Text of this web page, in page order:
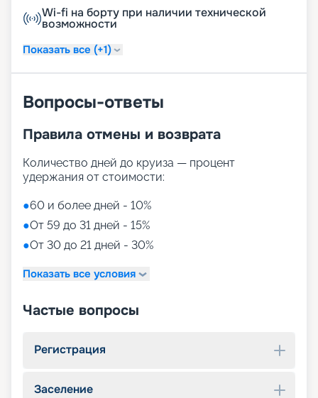
Wi-fi на борту при наличии технической
возможности
Показать все (+1)
Вопросы-ответы
Правила отмены и возврата
Количество дней до круиза — процент
удержания от стоимости:
●60 и более дней - 10%
●От 59 до 31 дней - 15%
●От 30 до 21 дней - 30%
Показать все условия
Частые вопросы
Регистрация
Заселение